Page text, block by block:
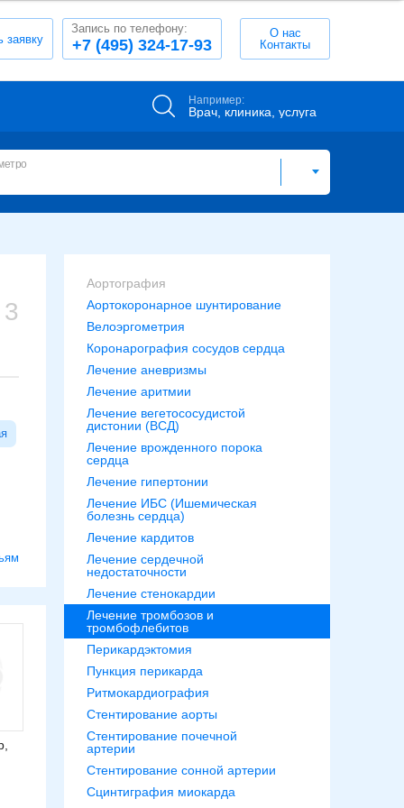
заявку +7 (495) 324-17-93
Запись по телефону:
О нас
Контакты
Например:
Врач, клиника, услуга
3
Аортография
Аортокоронарное шунтирование
Велоэргометрия
Коронарография сосудов сердца
Лечение аневризмы
Лечение аритмии
Лечение вегетососудистой
дистонии (ВСД)
Лечение врожденного порока
сердца
Лечение гипертонии
Лечение ИБС (Ишемическая
болезнь сердца)
Лечение кардитов
Лечение сердечной
недостаточности
Лечение стенокардии
Лечение тромбозов и
тромбофлебитов
Перикардэктомия
Пункция перикарда
Ритмокардиография
Стентирование аорты
Стентирование почечной
артерии
Стентирование сонной артерии
Сцинтиграфия миокарда